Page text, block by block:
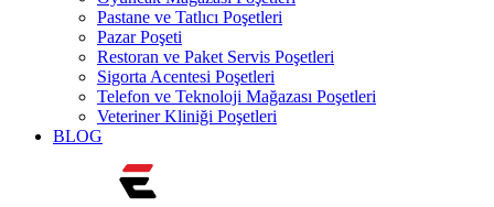
Pastane ve Tatlıcı Poşetleri
Pazar Poşeti
Restoran ve Paket Servis Poşetleri
Sigorta Acentesi Poşetleri
Telefon ve Teknoloji Mağazası Poşetleri
Veteriner Kliniği Poşetleri
BLOG